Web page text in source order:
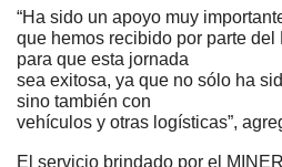
“Ha sido un apoyo muy
que hemos recibido por parte
para que esta jornada
sea exitosa, ya que no sólo ha
sino también con
vehículos y otras logísticas”,
El servicio brindado por el